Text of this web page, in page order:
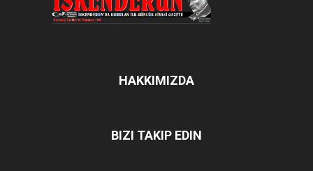
HAKKIMIZDA
BIZI TAKIP EDIN